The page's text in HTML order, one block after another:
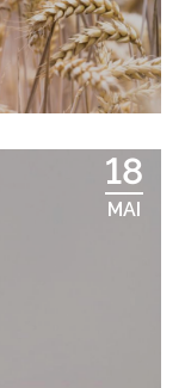
18
MAI